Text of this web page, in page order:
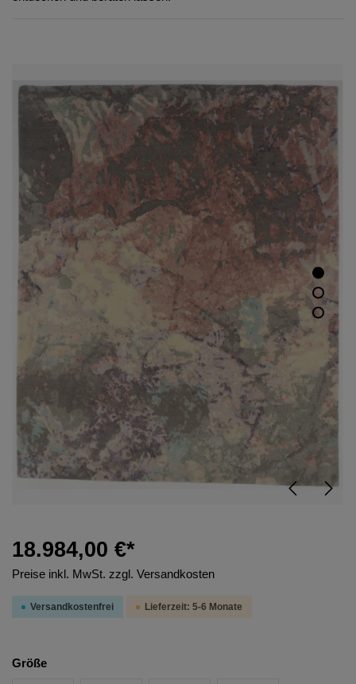
18.984,00 €*
Preise inkl. MwSt. zzgl. Versandkosten
Versandkostenfrei Lieferzeit: 5-6 Monate
Größe